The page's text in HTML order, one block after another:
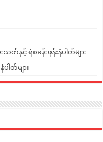
တ်နှင့် ရဲစခန်းဖုန်းနံပါတ်များ
တ်များ